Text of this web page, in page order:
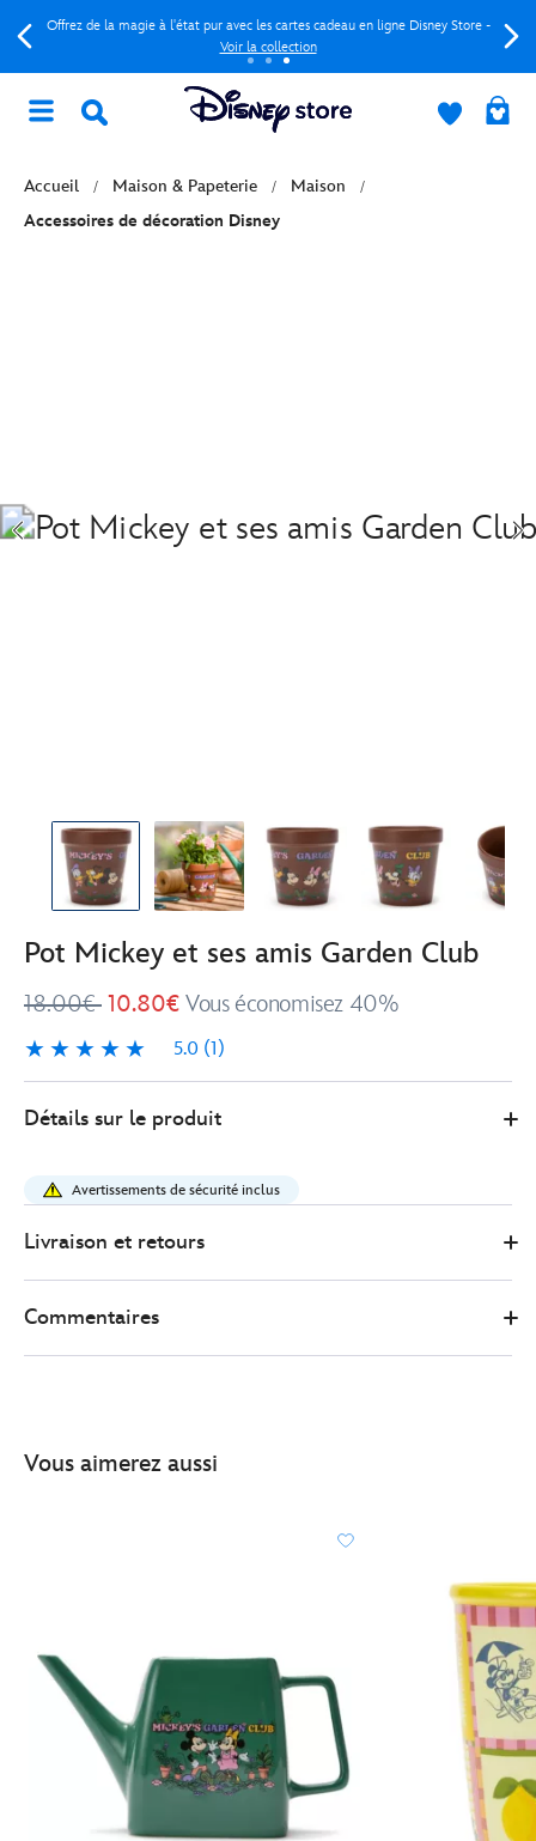
Offrez de la magie à l'état pur avec les cartes cadeau en ligne Disney Store -
Voir la collection
Accueil Maison & Papeterie
Maison
Accessoires de décoration Disney
Pot Mickey et ses amis Garden Club
18.00€ 10.80€ Vous économisez 40%
5.0 (1)
5.0
1
Store
10.80
mickey-
ses-
club-
434081020846.html
Détails sur le produit
Avertissements de sécurité inclus
Livraison et retours
Commentaires
Vous aimerez aussi